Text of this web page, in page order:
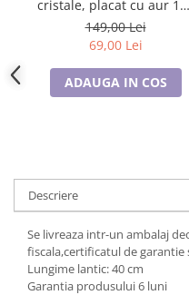
Cadouri pentru Doctori
Cadouri pentru Sfânta Maria
cristale, placat cu aur 18k
- Accesoriu Luxury al
Iubirii
149,00 Lei
69,00 Lei
ADAUGA IN COS
Descriere
Se livreaza intr-un ambalaj
fiscala,certificatul de
Lungime lantic: 40 cm
Garantia produsului 6 luni